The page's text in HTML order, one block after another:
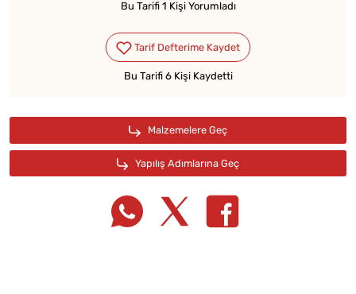
Bu Tarifi 1 Kişi Yorumladı
Bu Tarifi 6 Kişi Kaydetti